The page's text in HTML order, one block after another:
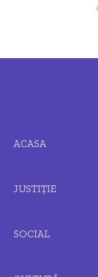
ACASA
JUSTIȚIE
SOCIAL